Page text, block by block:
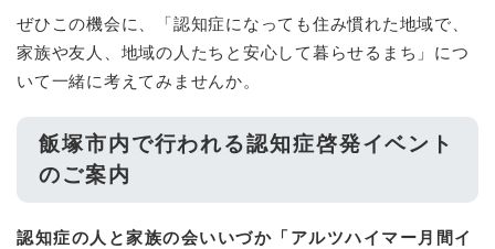
ぜひこの機会に、「認知症になっても住み慣れた地域で、
家族や友人、地域の人たちと安心して暮らせるまち」につ
いて一緒に考えてみませんか。
飯塚市内で行われる認知症啓発イベント
のご案内
認知症の人と家族の会いいづか「アルツハイマー月間イ